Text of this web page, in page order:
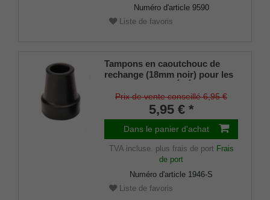
Numéro d'article 9590
Liste de favoris
Tampons en caoutchouc de
rechange (18mm noir) pour les
(diamètre intérieur env. 18mm)
avec insert métallique (lot de 2
pièces)
Prix de vente conseillé 6,95 €
5,95 € *
Dans le panier d'achat
TVA incluse. plus frais de port Frais
de port
Numéro d'article 1946-S
Liste de favoris